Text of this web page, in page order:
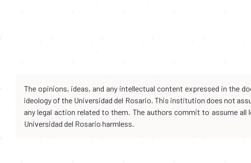
The opinions, ideas, and any intellectual content expressed in the
ideology of the Universidad del Rosario. This institution does not
any legal action related to them. The authors commit to assume
Universidad del Rosario harmless.